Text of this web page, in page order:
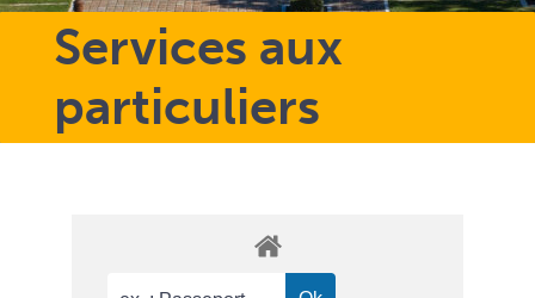
Services aux
particuliers